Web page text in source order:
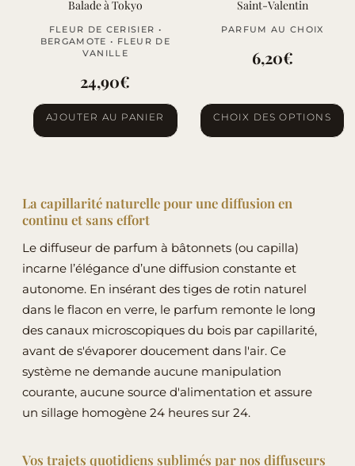
Balade à Tokyo
FLEUR DE CERISIER •
BERGAMOTE • FLEUR DE
VANILLE
24,90€
AJOUTER AU PANIER
Saint-Valentin
PARFUM AU CHOIX
6,20€
CHOIX DES OPTIONS
Ce
peuvent
être
choisies
sur
la
page
du
produit
La capillarité naturelle pour une diffusion en
continu et sans effort
Le diffuseur de parfum à bâtonnets (ou capilla)
incarne l’élégance d’une diffusion constante et
autonome. En insérant des tiges de rotin naturel
dans le flacon en verre, le parfum remonte le long
des canaux microscopiques du bois par capillarité,
avant de s'évaporer doucement dans l'air. Ce
système ne demande aucune manipulation
courante, aucune source d'alimentation et assure
un sillage homogène 24 heures sur 24.
Vos trajets quotidiens sublimés par nos diffuseurs